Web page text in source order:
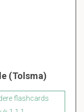
(Tolsma)
flashcards